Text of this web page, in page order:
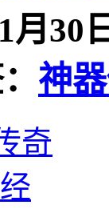
月30
神